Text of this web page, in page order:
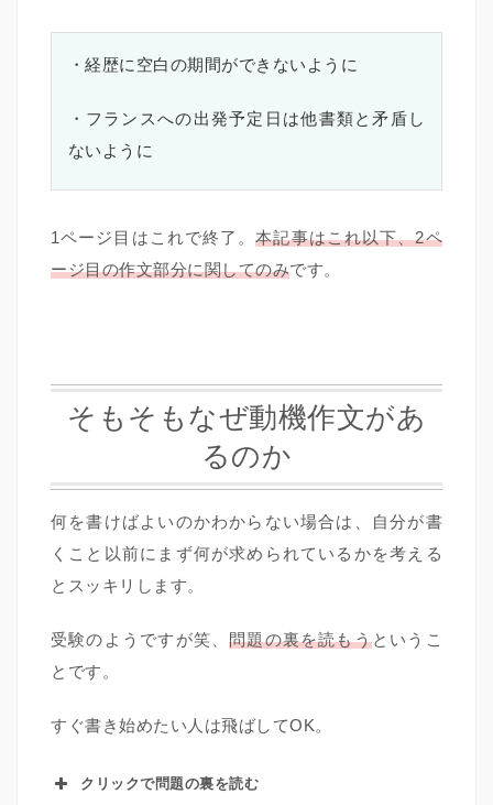
・経歴に空白の期間ができないように
・フランスへの出発予定日は他書類と矛盾し
ないように
1ページ目はこれで終了。本記事はこれ以下、2ペ
ージ目の作文部分に関してのみです。
そもそもなぜ動機作文があ
るのか
何を書けばよいのかわからない場合は、自分が書
くこと以前にまず何が求められているかを考える
とスッキリします。
受験のようですが笑、問題の裏を読もうというこ
とです。
すぐ書き始めたい人は飛ばしてOK。
クリックで問題の裏を読む